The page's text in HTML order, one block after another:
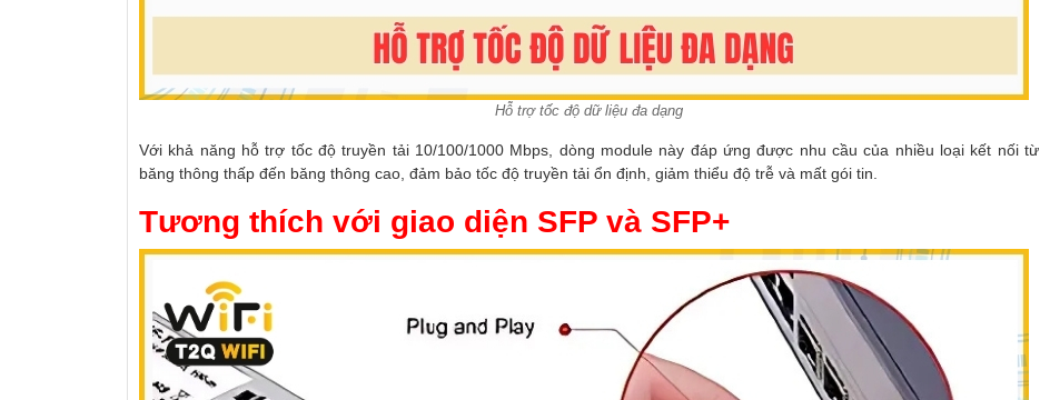
Hỗ trợ tốc độ dữ liệu đa dạng
Với khả năng hỗ trợ tốc độ truyền tải 10/100/1000 Mbps, dòng module này đáp ứng được nhu cầu của nhiều loại kết nối từ
băng thông thấp đến băng thông cao, đảm bảo tốc độ truyền tải ổn định, giảm thiểu độ trễ và mất gói tin.
Tương thích với giao diện SFP và SFP+